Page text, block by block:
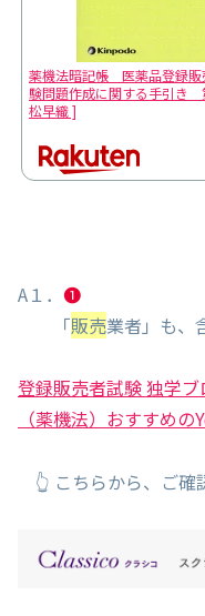
薬機法暗記帳 医薬品登録販
験問題作成に関する手引き
松早織 ]
A１． ❶
「販売業者」も、
登録販売者試験 独学
（薬機法）おすすめ
👆 こちらから、ご確